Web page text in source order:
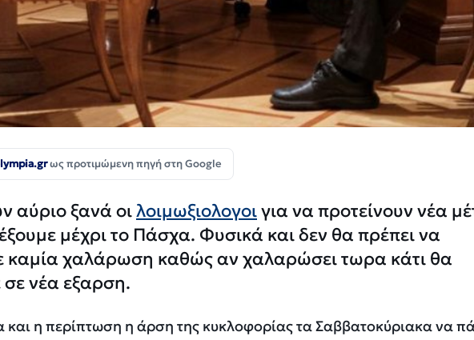
ως προτιμώμενη πηγή στη Google
αύριο ξανά οιλοιμωξιολογοιγια να προτείνουν νέα
μέχρι το Πάσχα. Φυσικά και δεν θα πρέπει να
καμία χαλάρωση καθώς αν χαλαρώσει τωρα κάτι θα
νέα εξαρση.
και η περίπτωση η άρση της κυκλοφορίας τα Σαββατοκύριακα να